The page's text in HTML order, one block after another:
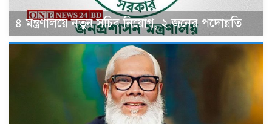
৪ মন্ত্রণালয়ে নতুন সচিব নিয়োগ, ২ জনের পদোন্নতি